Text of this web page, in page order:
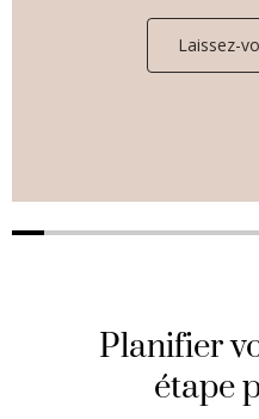
Laissez-
Planifier
étape